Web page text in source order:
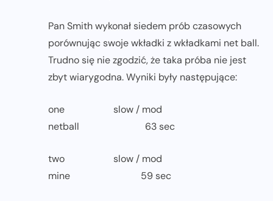
Pan Smith wykonał siedem prób czasowych
porównując swoje wkładki z wkładkami net ball.
Trudno się nie zgodzić, że taka próba nie jest
zbyt wiarygodna. Wyniki były następujące:
one slow / mod
netball 63 sec
two slow / mod
mine 59 sec